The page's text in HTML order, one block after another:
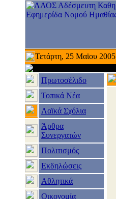
Τετάρτη, 25 Μαϊου 2005
Πρωτοσέλιδο
Τοπικά Νέα
Λαϊκά Σχόλια
Άρθρα
Συνεργατών
Πολιτισμός
Εκδηλώσεις
Αθλητικά
Οικονομία